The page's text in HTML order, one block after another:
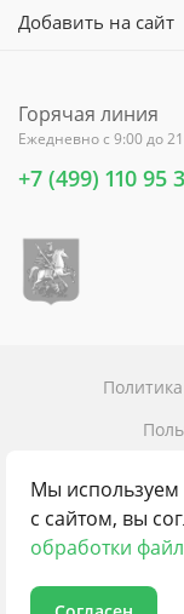
Добавить на сайт
Горячая линия
Ежедневно с 9:00 до
+7 (499) 110 95
Мы
с сайтом, вы
обработки